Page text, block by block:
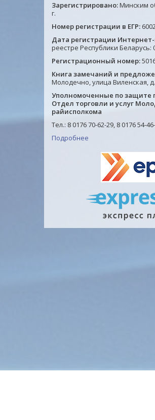
Зарегистрировано:Минским
г.
Номер регистрации в ЕГР:
Дата регистрации
реестре Республики Беларусь:
Регистрационный номер:
Книга замечаний и
Молодечно, улица Виленская,
Уполномоченные по защите
Отдел торговли и услуг
райисполкома
Тел.: 8 0176 70-62-29, 8 0176 54-
Подробнее
Ручка капиллярная (линер)
ЧЕРНАЯ, BRAUBERG "FINE
040", шестигранная, линия
письма 0,4 мм, 144139, Китай
Ручка
линия
2.75